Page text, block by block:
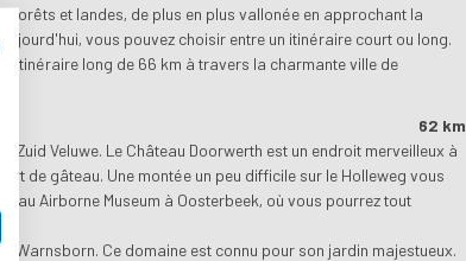
forêts et landes, de plus en plus vallonée en approchant la
vous pouvez choisir entre un itinéraire court ou long.
long de 66 km à travers la charmante ville de
62 km
Zuid Veluwe. Le Château Doorwerth est un endroit merveilleux à
de gâteau. Une montée un peu difficile sur le Holleweg vous
au Airborne Museum à Oosterbeek, où vous pourrez tout
Warnsborn. Ce domaine est connu pour son jardin majestueux.